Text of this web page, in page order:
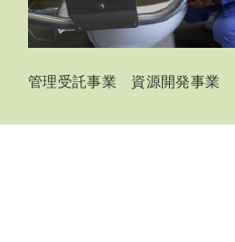
管理受託事業 資源開発事業